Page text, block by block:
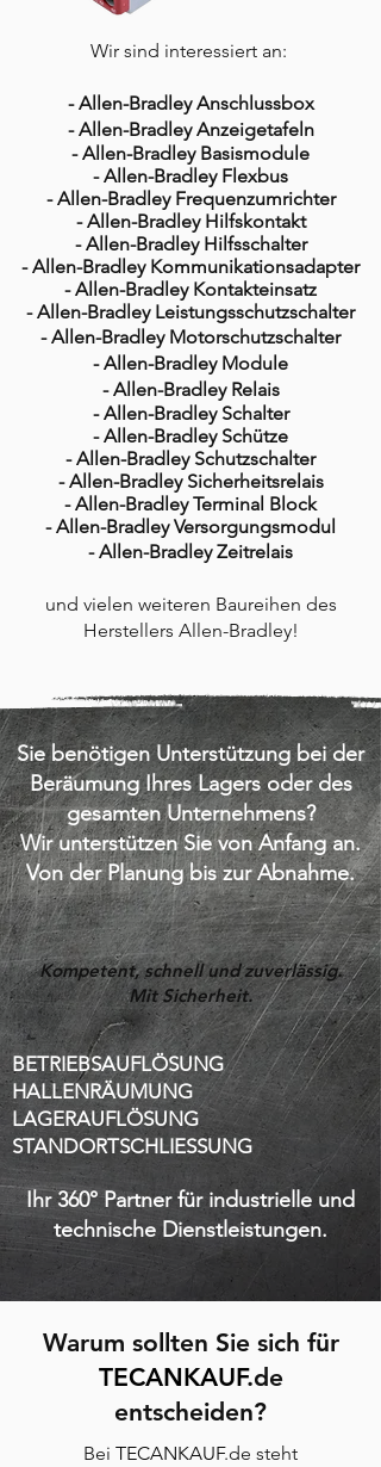
Wir sind interessiert an:
- Allen-Bradley Anschlussbox
- Allen-Bradley Anzeigetafeln
- Allen-Bradley Basismodule
- Allen-Bradley Flexbus
- Allen-Bradley Frequenzumrichter
- Allen-Bradley Hilfskontakt
- Allen-Bradley Hilfsschalter
- Allen-Bradley Kommunikationsadapter
- Allen-Bradley Kontakteinsatz
- Allen-Bradley Leistungsschutzschalter
- Allen-Bradley Motorschutzschalter
- Allen-Bradley Module
- Allen-Bradley Relais
- Allen-Bradley Schalter
- Allen-Bradley Schütze
- Allen-Bradley Schutzschalter
- Allen-Bradley Sicherheitsrelais
- Allen-Bradley Terminal Block
- Allen-Bradley Versorgungsmodul
- Allen-Bradley Zeitrelais
und vielen weiteren Baureihen des
Herstellers Allen-Bradley!
Sie benötigen Unterstützung bei der
Beräumung Ihres Lagers oder des
gesamten Unternehmens?
Wir unterstützen Sie von Anfang an.
Von der Planung bis zur Abnahme.
Kompetent, schnell und zuverlässig.
Mit Sicherheit.
BETRIEBSAUFLÖSUNG
HALLENRÄUMUNG
LAGERAUFLÖSUNG
STANDORTSCHLIESSUNG
Ihr 360° Partner für industrielle und
technische Dienstleistungen.
Warum sollten Sie sich für
TECANKAUF.de
entscheiden?
Bei TECANKAUF.de steht